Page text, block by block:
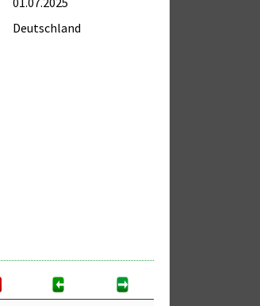
Deutschland